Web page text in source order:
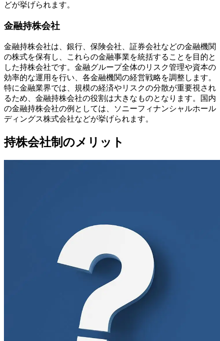
どが挙げられます。
金融持株会社
金融持株会社は、銀行、保険会社、証券会社などの金融機関
の株式を保有し、これらの金融事業を統括することを目的と
した持株会社です。金融グループ全体のリスク管理や資本の
効率的な運用を行い、各金融機関の経営戦略を調整します。
特に金融業界では、規模の経済やリスクの分散が重要視され
るため、金融持株会社の役割は大きなものとなります。国内
の金融持株会社の例としては、ソニーフィナンシャルホール
ディングス株式会社などが挙げられます。
持株会社制のメリット